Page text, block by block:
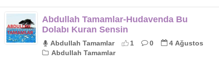
Abdullah Tamamlar-Hudavenda Bu
Dolabı Kuran Sensin
Abdullah Tamamlar 1 0
4 Ağustos
Abdullah Tamamlar